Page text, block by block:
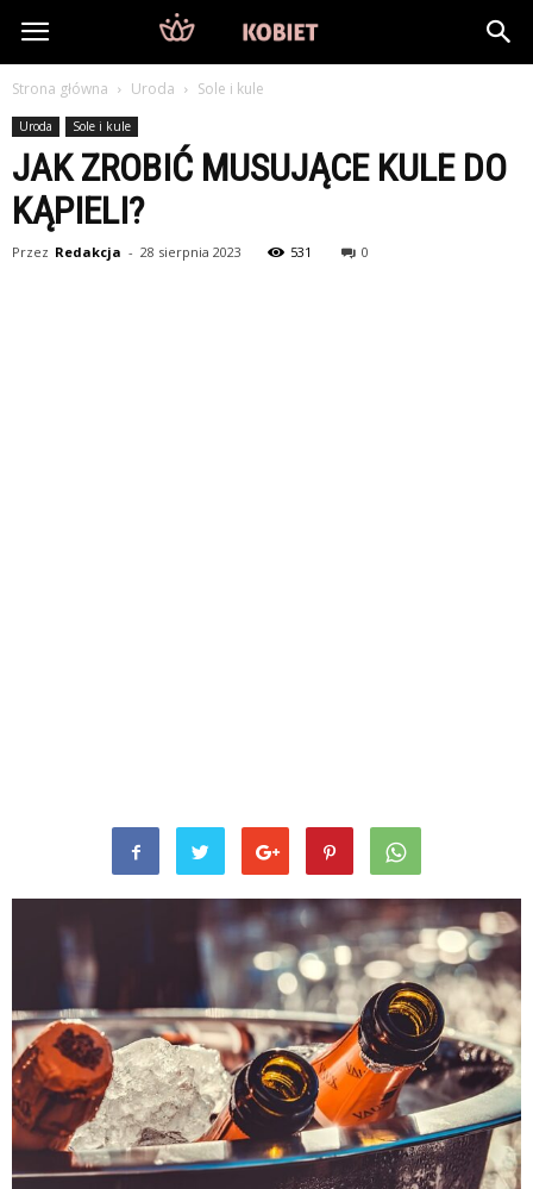
DlaKobiet24.pl
Strona główna Uroda Sole i kule
Uroda Sole i kule
JAK ZROBIĆ MUSUJĄCE KULE DO
KĄPIELI?
Przez Redakcja - 28 sierpnia 2023 531 0